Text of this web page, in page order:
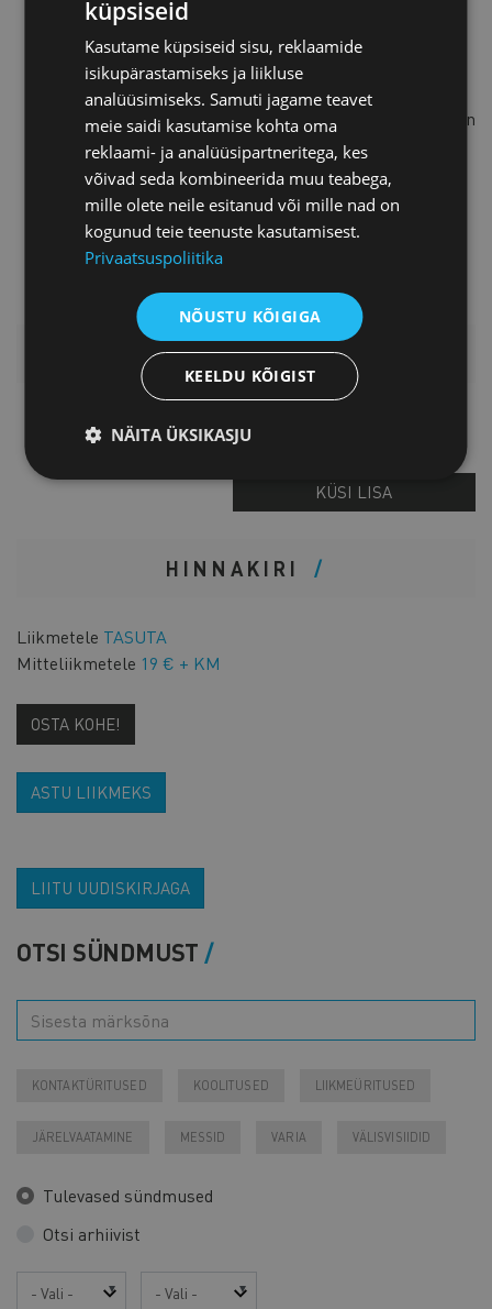
kasutama müügilugusid, et paista
rohkem silma ja meelitada kliente,
samaaegselt arendades ettevõtet ja
inspireerides oma meeskonda. Tal on
kõrgharidus psühholoogias ja
kommunikatsioonis. Yasmine on
Sales Story meetodi asutaja ning
juhib Sales Fit Lab-i, kus õpetab
ettevõtjaid edukalt müüma.
LISAINFO
Piret Potisepp
Teenuste direktor
KÜSI LISA
HINNAKIRI
Liikmetele TASUTA
Mitteliikmetele 19 € + KM
OSTA KOHE!
ASTU LIIKMEKS
LIITU UUDISKIRJAGA
OTSI SÜNDMUST
KONTAKTÜRITUSED KOOLITUSED LIIKMEÜRITUSED
JÄRELVAATAMINE MESSID VARIA VÄLISVISIIDID
Tulevased sündmused
Otsi arhiivist
Aasta Kuu
küpsiseid
Kasutame küpsiseid sisu, reklaamide
isikupärastamiseks ja liikluse
analüüsimiseks. Samuti jagame teavet
meie saidi kasutamise kohta oma
reklaami- ja analüüsipartneritega, kes
võivad seda kombineerida muu teabega,
mille olete neile esitanud või mille nad on
kogunud teie teenuste kasutamisest.
Privaatsuspoliitika
NÕUSTU KÕIGIGA
KEELDU KÕIGIST
NÄITA ÜKSIKASJU